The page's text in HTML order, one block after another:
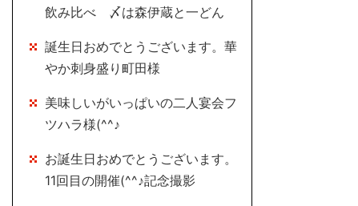
飲み比べ 〆は森伊蔵と一どん
誕生日おめでとうございます。華
やか刺身盛り町田様
美味しいがいっぱいの二人宴会フ
ツハラ様(^^♪
お誕生日おめでとうございます。
11回目の開催(^^♪記念撮影